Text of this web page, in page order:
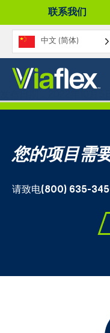
联系我们
中文 (简体)
Viaflex
您的项目需
请致电(800) 635-